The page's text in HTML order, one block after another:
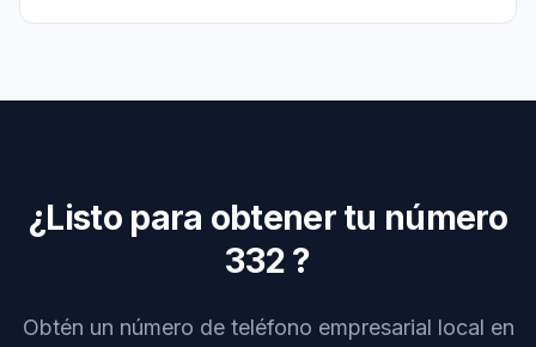
¿Listo para obtener tu número
332 ?
Obtén un número de teléfono empresarial local en